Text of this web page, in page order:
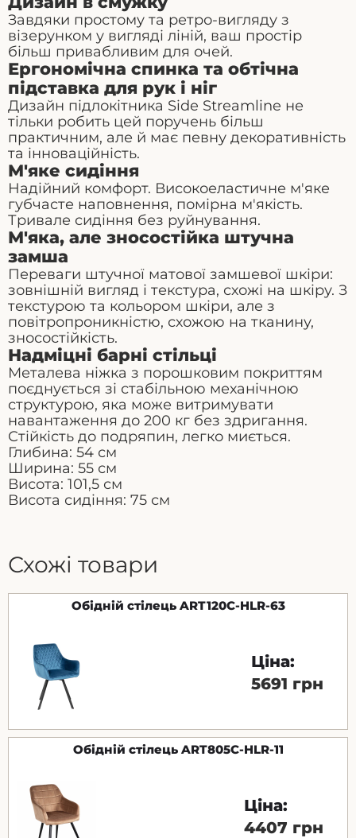
Завдяки простому та ретро-вигляду з
візерунком у вигляді ліній, ваш простір
більш привабливим для очей.
Ергономічна спинка та обтічна
підставка для рук і ніг
Дизайн підлокітника Side Streamline не
тільки робить цей поручень більш
практичним, але й має певну декоративність
та інноваційність.
М'яке сидіння
Надійний комфорт. Високоеластичне м'яке
губчасте наповнення, помірна м'якість.
Тривале сидіння без руйнування.
М'яка, але зносостійка штучна
замша
Переваги штучної матової замшевої шкіри:
зовнішній вигляд і текстура, схожі на шкіру. З
текстурою та кольором шкіри, але з
повітропроникністю, схожою на тканину,
зносостійкість.
Надміцні барні стільці
Металева ніжка з порошковим покриттям
поєднується зі стабільною механічною
структурою, яка може витримувати
навантаження до 200 кг без здригання.
Стійкість до подряпин, легко миється.
Глибина: 54 см
Ширина: 55 см
Висота: 101,5 см
Висота сидіння: 75 см
Схожі товари
Обідній стілець ART120C-HLR-63
Ціна:
5691 грн
Обідній стілець ART805C-HLR-11
Ціна:
4407 грн